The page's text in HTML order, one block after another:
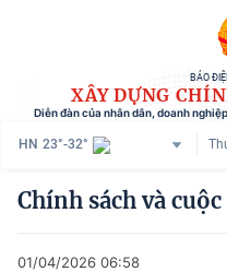
BÁO
XÂY DỰNG
Diễn đàn của nhân dân, doanh
HN 23°-32°
Danh mục
Chính sách và
01/04/2026 06:58